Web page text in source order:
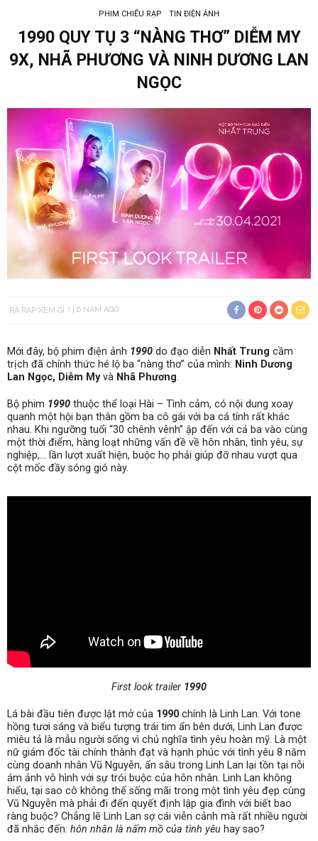
PHIM CHIẾU RẠP TIN ĐIỆN ẢNH
1990 QUY TỤ 3 “NÀNG THƠ” DIỄM MY
9X, NHÃ PHƯƠNG VÀ NINH DƯƠNG LAN
NGỌC
RA RẠP XEM GÌ ? 6 NĂM AGO
Mới đây, bộ phim điện ảnh 1990 do đạo diễn Nhất Trung cầm
trịch đã chính thức hé lộ ba “nàng thơ” của mình: Ninh Dương
Lan Ngọc, Diễm Myvà Nhã Phương.
Bộ phim 1990 thuộc thể loại Hài – Tình cảm, có nội dung xoay
quanh một hội bạn thân gồm ba cô gái với ba cá tính rất khác
nhau. Khi ngưỡng tuổi “30 chênh vênh” ập đến với cả ba vào cùng
một thời điểm, hàng loạt những vấn đề về hôn nhân, tình yêu, sự
nghiệp,… lần lượt xuất hiện, buộc họ phải giúp đỡ nhau vượt qua
cột mốc đầy sóng gió này.
First look trailer 1990
Lá bài đầu tiên được lật mở của 1990 chính là Linh Lan. Với tone
hồng tươi sáng và biểu tượng trái tim ẩn bên dưới, Linh Lan được
miêu tả là mẫu người sống vì chủ nghĩa tình yêu hoàn mỹ. Là một
nữ giám đốc tài chính thành đạt và hạnh phúc với tình yêu 8 năm
cùng doanh nhân Vũ Nguyễn, ẩn sâu trong Linh Lan lại tồn tại nỗi
ám ảnh vô hình với sự trói buộc của hôn nhân. Linh Lan không
hiểu, tại sao cô không thể sống mãi trong một tình yêu đẹp cùng
Vũ Nguyễn mà phải đi đến quyết định lập gia đình với biết bao
ràng buộc? Chẳng lẽ Linh Lan sợ cái viễn cảnh mà rất nhiều người
đã nhắc đến: hôn nhân là nấm mồ của tình yêu hay sao?